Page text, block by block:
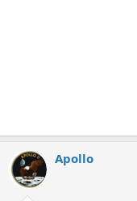
Apollo